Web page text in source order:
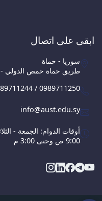
ابقى على اتصال
سوريا - حماة
طريق حماة حمص الدولي
/ 0989711250
info@aust.edu.sy
أوقات الدوام: الجمعة -
9:00 ص وحتى 3:00 م